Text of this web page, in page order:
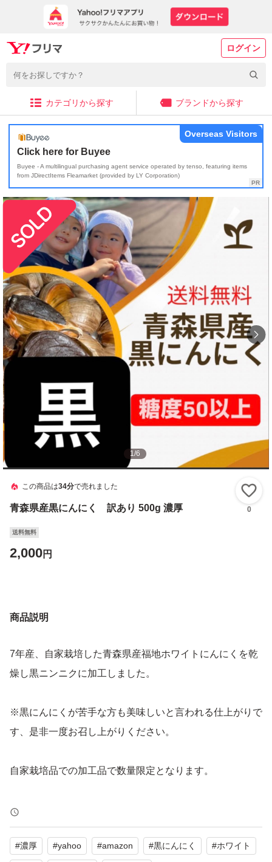
ログイン
カテゴリから探す ブランドから探す
Click here for Buyee
Buyee - A multilingual purchasing agent service operated by tenso, featuring items
from JDirectItems Fleamarket (provided by LY Corporation)
Overseas Visitors
1/6
この商品は34分で売れました
青森県産黒にんにく 訳あり 500g 濃厚 0
送料無料
2,000円
商品説明
7年産、自家栽培した青森県産福地ホワイトにんにくを乾
燥し黒ニンニクに加工しました。
※黒にんにくが苦手な方も美味しいと言われる仕上がりで
す、是非一度お召し上がりください。
自家栽培品での加工品で数量限定となります。
独自開発した熟成機でにんにく本来の水分のみで容器内で
密閉熟成発酵し完成しました。少し硬めで激甘に仕上がっ
ております。【糖度50以上】
#濃厚 #yahoo #amazon #黒にんにく #ホワイト